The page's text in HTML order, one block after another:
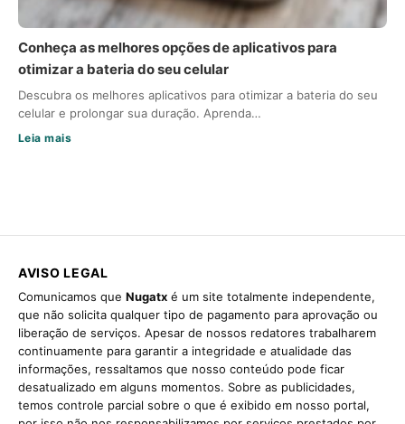
Conheça as melhores opções de aplicativos para
otimizar a bateria do seu celular
Descubra os melhores aplicativos para otimizar a bateria do seu
celular e prolongar sua duração. Aprenda…
Leia mais
AVISO LEGAL
Comunicamos que Nugatx é um site totalmente independente,
que não solicita qualquer tipo de pagamento para aprovação ou
liberação de serviços. Apesar de nossos redatores trabalharem
continuamente para garantir a integridade e atualidade das
informações, ressaltamos que nosso conteúdo pode ficar
desatualizado em alguns momentos. Sobre as publicidades,
temos controle parcial sobre o que é exibido em nosso portal,